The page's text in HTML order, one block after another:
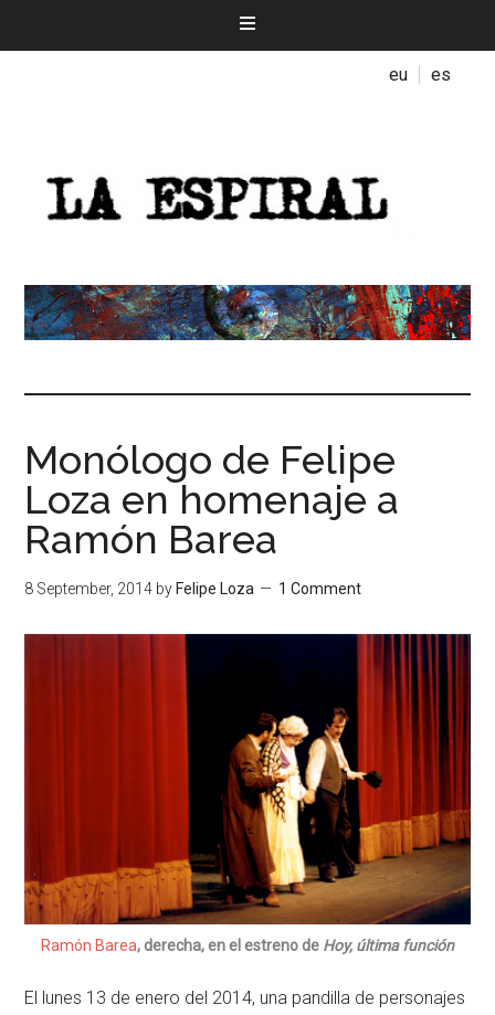
eu es
Monólogo de Felipe
Loza en homenaje a
Ramón Barea
8 September, 2014 by Felipe Loza 1 Comment
Ramón Barea, derecha, en el estreno de Hoy, última función
El lunes 13 de enero del 2014, una pandilla de personajes